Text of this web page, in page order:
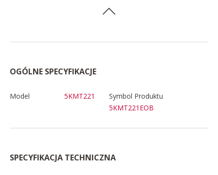
OGÓLNE SPECYFIKACJE
Model 5KMT221
Symbol Produktu
5KMT221EOB
SPECYFIKACJA TECHNICZNA